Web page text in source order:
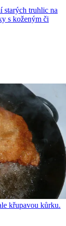
starých truhlic na
s koženým či
křupavou kůrku.